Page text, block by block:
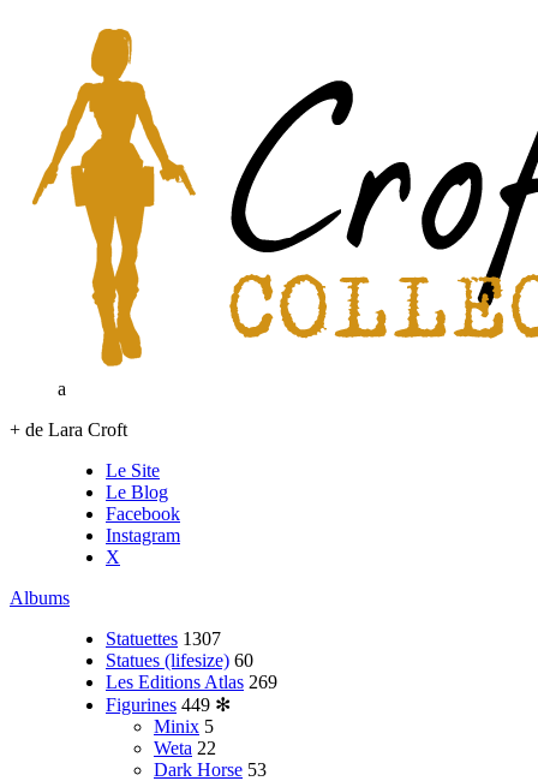
a
+ de Lara Croft
Le Site
Le Blog
Facebook
Instagram
X
Albums
Statuettes 1307
Statues (lifesize) 60
Les Editions Atlas 269
Figurines 449 ✻
Minix 5
Weta 22
Dark Horse 53